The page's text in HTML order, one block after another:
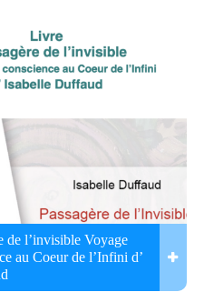
de l’invisible Voyage
au Coeur de l’Infini d’